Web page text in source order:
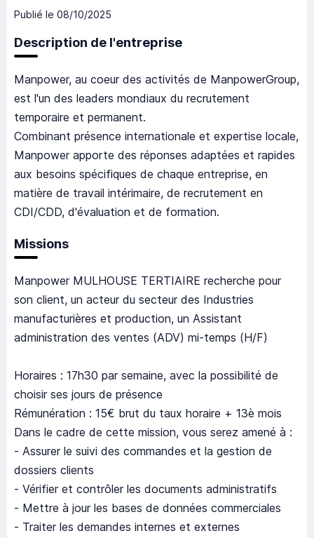
Publié le 08/10/2025
Description de l'entreprise
Manpower, au coeur des activités de ManpowerGroup,
est l'un des leaders mondiaux du recrutement
temporaire et permanent.
Combinant présence internationale et expertise locale,
Manpower apporte des réponses adaptées et rapides
aux besoins spécifiques de chaque entreprise, en
matière de travail intérimaire, de recrutement en
CDI/CDD, d'évaluation et de formation.
Missions
Manpower MULHOUSE TERTIAIRE recherche pour
son client, un acteur du secteur des Industries
manufacturières et production, un Assistant
administration des ventes (ADV) mi-temps (H/F)
Horaires : 17h30 par semaine, avec la possibilité de
choisir ses jours de présence
Rémunération : 15€ brut du taux horaire + 13è mois
Dans le cadre de cette mission, vous serez amené à :
- Assurer le suivi des commandes et la gestion de
dossiers clients
- Vérifier et contrôler les documents administratifs
- Mettre à jour les bases de données commerciales
- Traiter les demandes internes et externes